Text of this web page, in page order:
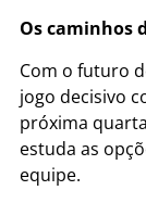
Os caminhos
Com o futuro
jogo decisivo
próxima
estuda as
equipe.